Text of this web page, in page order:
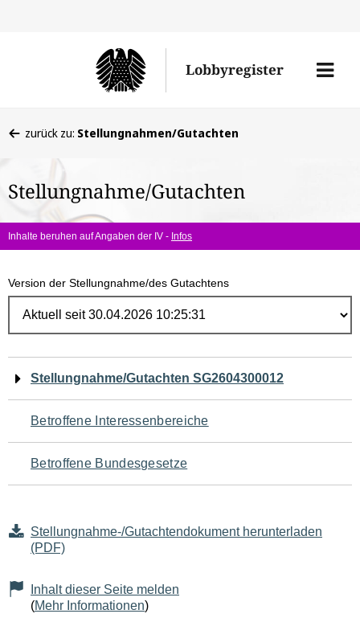
Lobbyregister
Menü
befinden
hier:
zurück zu: Stellungnahmen/Gutachten
Stellungnahme/Gutachten
Inhalte beruhen auf Angaben der IV - Infos
Version der Stellungnahme/des Gutachtens
Navigation
für
den
Seiteninhalt
Stellungnahme/Gutachten SG2604300012
Betroffene Interessenbereiche
Betroffene Bundesgesetze
Stellungnahme-/Gutachtendokument herunterladen
(PDF)
Inhalt dieser Seite melden
(Mehr Informationen)